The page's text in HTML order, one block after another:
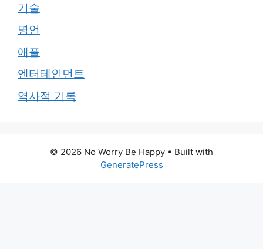
기술
명언
애플
엔터테인먼트
역사적 기록
© 2026 No Worry Be Happy • Built with
GeneratePress